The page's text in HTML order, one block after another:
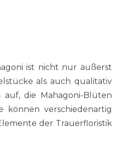
ist nicht nur äußerst
als auch qualitativ
die Mahagoni-Blüten
können verschiedenartig
der Trauerfloristik